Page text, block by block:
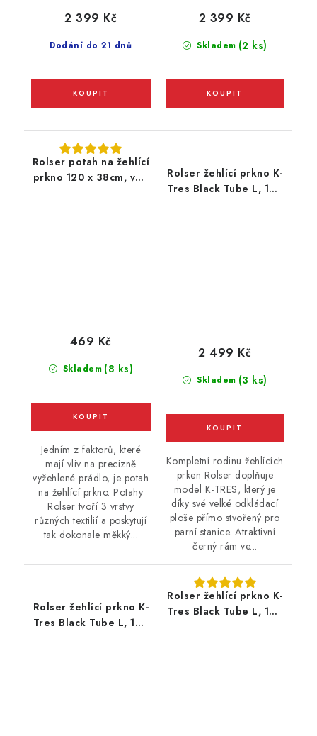
Dodání do 21 dnů
2 399 Kč
Skladem (2 ks)
2 399 Kč
Rolser potah na žehlící
prkno 120 x 38cm, vel.
Skladem (8 ks)
469 Kč
Jedním z faktorů, které
mají vliv na precizně
vyžehlené prádlo, je potah
na žehlící prkno. Potahy
Rolser tvoří 3 vrstvy
různých textilií a poskytují
tak dokonale měkký...
Rolser žehlící prkno K-
Tres Black Tube L, 120
Skladem (3 ks)
2 499 Kč
Kompletní rodinu žehlících
prken Rolser doplňuje
model K-TRES, který je
díky své velké odkládací
ploše přímo stvořený pro
parní stanice. Atraktivní
černý rám ve...
Rolser žehlící prkno K-
Tres Black Tube L, 120
Rolser žehlící prkno K-
Tres Black Tube L, 120